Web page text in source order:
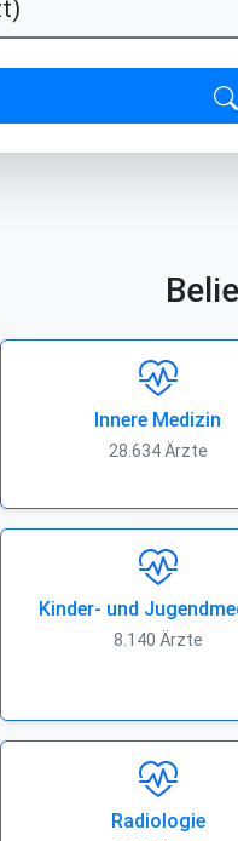
Innere Medizin
28.634 Ärzte
Kinder- und
8.140 Ärzte
Radiologie